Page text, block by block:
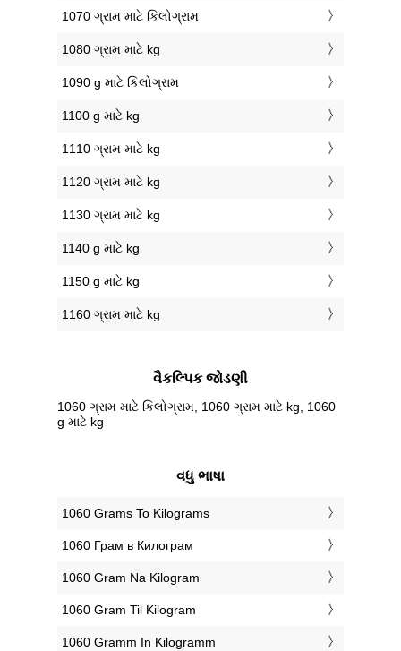
1070 ગ્રામ માટે કિલોગ્રામ
1080 ગ્રામ માટે kg
1090 g માટે કિલોગ્રામ
1100 g માટે kg
1110 ગ્રામ માટે kg
1120 ગ્રામ માટે kg
1130 ગ્રામ માટે kg
1140 g માટે kg
1150 g માટે kg
1160 ગ્રામ માટે kg
વૈકલ્પિક જોડણી
1060 ગ્રામ માટે કિલોગ્રામ, 1060 ગ્રામ માટે kg, 1060
g માટે kg
વધુ ભાષા
‎1060 Grams To Kilograms
‎1060 Грам в Килограм
‎1060 Gram Na Kilogram
‎1060 Gram Til Kilogram
‎1060 Gramm In Kilogramm